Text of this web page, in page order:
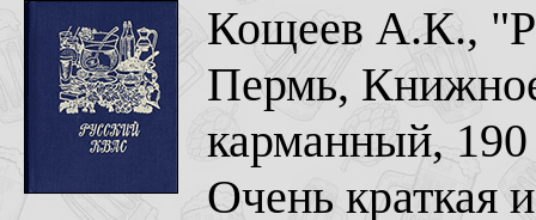
Кощеев А.К.,
Пермь,
карманный, 190
Очень краткая